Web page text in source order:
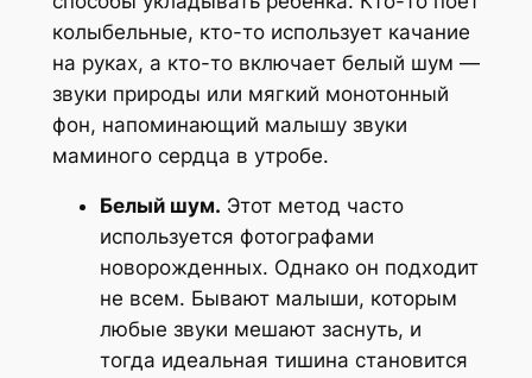
колыбельные, кто-то использует качание
на руках, а кто-то включает белый шум —
звуки природы или мягкий монотонный
фон, напоминающий малышу звуки
маминого сердца в утробе.
Белый шум. Этот метод часто
используется фотографами
новорожденных. Однако он подходит
не всем. Бывают малыши, которым
любые звуки мешают заснуть, и
тогда идеальная тишина становится